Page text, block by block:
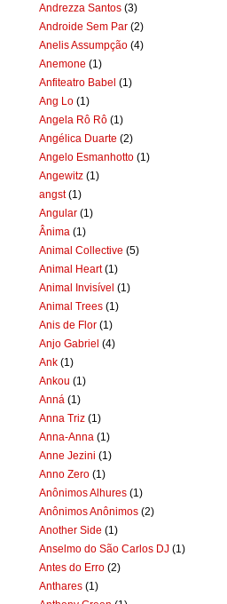
Andrezza Santos (3)
Androide Sem Par (2)
Anelis Assumpção (4)
Anemone (1)
Anfiteatro Babel (1)
Ang Lo (1)
Angela Rô Rô (1)
Angélica Duarte (2)
Angelo Esmanhotto (1)
Angewitz (1)
angst (1)
Angular (1)
Ânima (1)
Animal Collective (5)
Animal Heart (1)
Animal Invisível (1)
Animal Trees (1)
Anis de Flor (1)
Anjo Gabriel (4)
Ank (1)
Ankou (1)
Anná (1)
Anna Triz (1)
Anna-Anna (1)
Anne Jezini (1)
Anno Zero (1)
Anônimos Alhures (1)
Anônimos Anônimos (2)
Another Side (1)
Anselmo do São Carlos DJ (1)
Antes do Erro (2)
Anthares (1)